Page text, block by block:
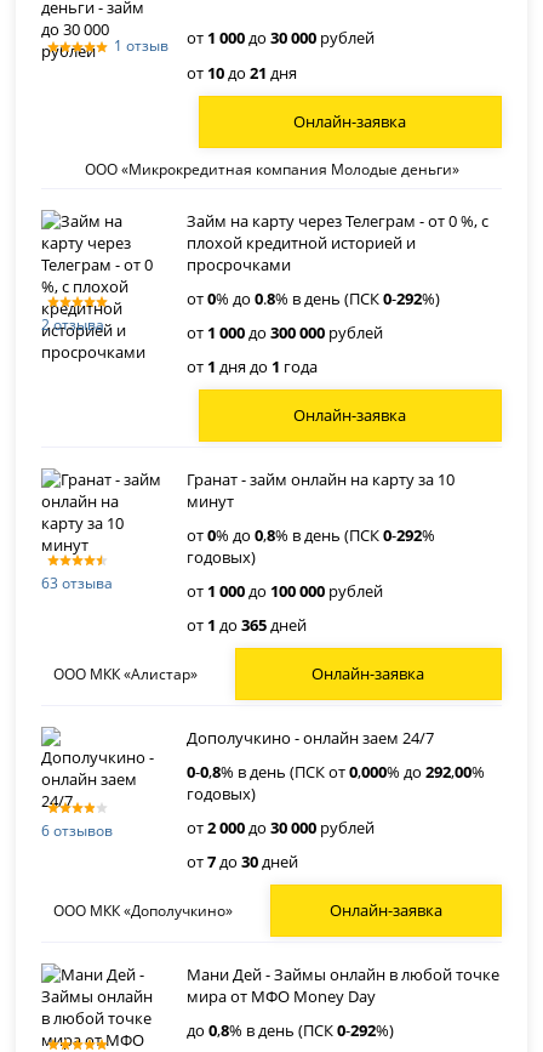
1 отзыв от 1 000до30 000 рублей
от 10до21 дня
ООО «Микрокредитная компания Молодые деньги»
Онлайн-заявка
2 отзыва
Займ на карту через Телеграм - от 0 %, с
плохой кредитной историей и
просрочками
от0% до0.8% в день (ПСК0-292%)
от 1 000до300 000 рублей
от 1 дня до 1 года
Онлайн-заявка
63 отзыва
Гранат - займ онлайн на карту за 10
минут
от0% до0,8% в день (ПСК0-292%
годовых)
от 1 000до 100 000 рублей
от 1 до365дней
ООО МКК «Алистар» Онлайн-заявка
6 отзывов
Дополучкино - онлайн заем 24/7
0-0,8% в день (ПСК от0,000% до292,00%
годовых)
от2 000до30 000 рублей
от7до30дней
ООО МКК «Дополучкино» Онлайн-заявка
Мани Дей - Займы онлайн в любой точке
мира от МФО Money Day
до0,8% в день (ПСК0-292%)